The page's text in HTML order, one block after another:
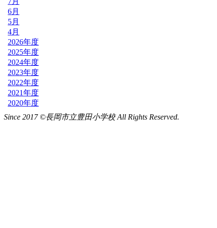
Since 2017 ©長岡市立豊田小学校 All Rights Reserved.